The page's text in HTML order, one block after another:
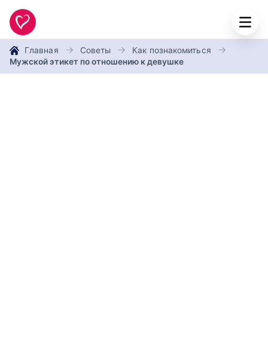
Главная Советы
Как познакомиться
Мужской этикет по отношению к девушке